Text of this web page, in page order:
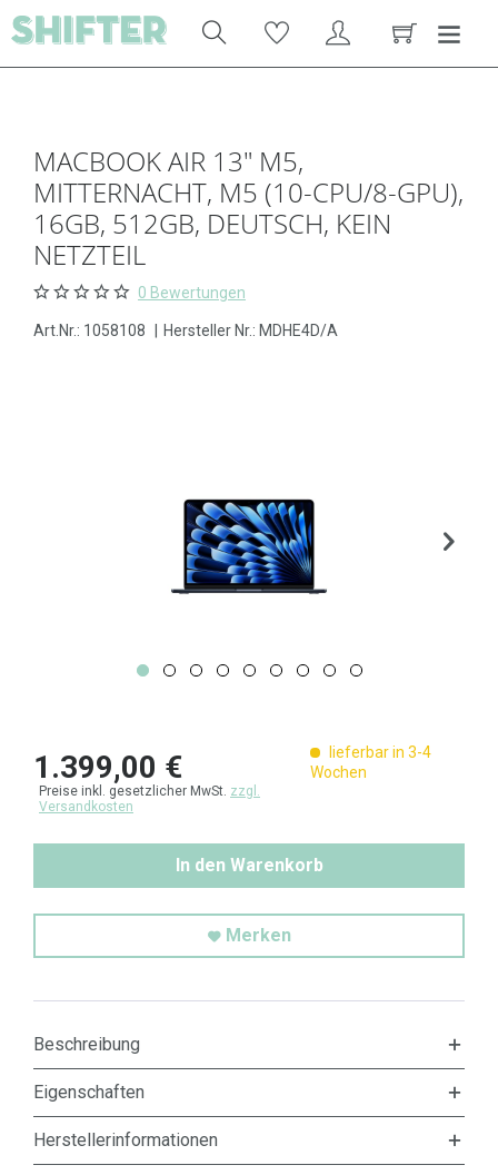
MACBOOK AIR 13" M5,
MITTERNACHT, M5 (10-CPU/8-GPU),
16GB, 512GB, DEUTSCH, KEIN
NETZTEIL
0 Bewertungen
Art.Nr.: 1058108 Hersteller Nr.: MDHE4D/A
1.399,00 €
Preise inkl. gesetzlicher MwSt. zzgl.
Versandkosten
lieferbar in 3-4
Wochen
In den Warenkorb
Merken
Beschreibung
Eigenschaften
Herstellerinformationen